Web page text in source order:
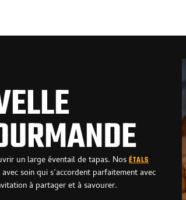
un large éventail de tapas. Nos ÉTALS
soin qui s’accordent parfaitement avec
à partager et à savourer.